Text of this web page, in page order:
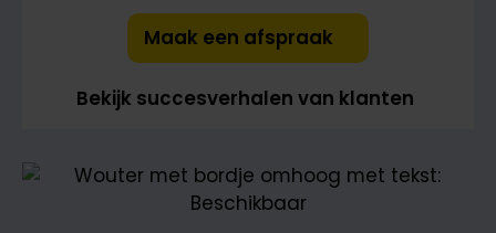
Maak een afspraak
Bekijk succesverhalen van klanten